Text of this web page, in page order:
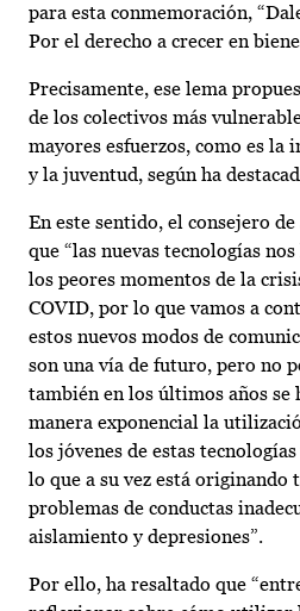
para esta conmemoración,
Por el derecho a crecer en
Precisamente, ese lema
de los colectivos más
mayores esfuerzos, como es la
y la juventud, según ha
En este sentido, el consejero
que “las nuevas tecnologías
los peores momentos de la
COVID, por lo que vamos a
estos nuevos modos de
son una vía de futuro, pero no
también en los últimos años se
manera exponencial la
los jóvenes de estas
lo que a su vez está originando
problemas de conductas
aislamiento y depresiones”.
Por ello, ha resaltado que